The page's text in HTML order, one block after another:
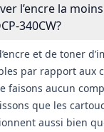
l’encre la
340CW?
et de toner
par rapport aux
faisons aucun
que les
aussi bien